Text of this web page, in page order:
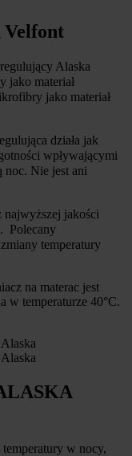
Alaska
jako materiał
jako materiał
działa jak
wpływającymi
noc. Nie jest ani
jakości
Polecany
temperatury
na materac jest
w temperaturze 40°C.
w nocy,